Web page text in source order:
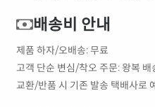
배송비 안내
제품 하자/오배송: 무료
고객 단순 변심/착오 주문: 왕복
교환/반품 시 기존 발송 택배사로